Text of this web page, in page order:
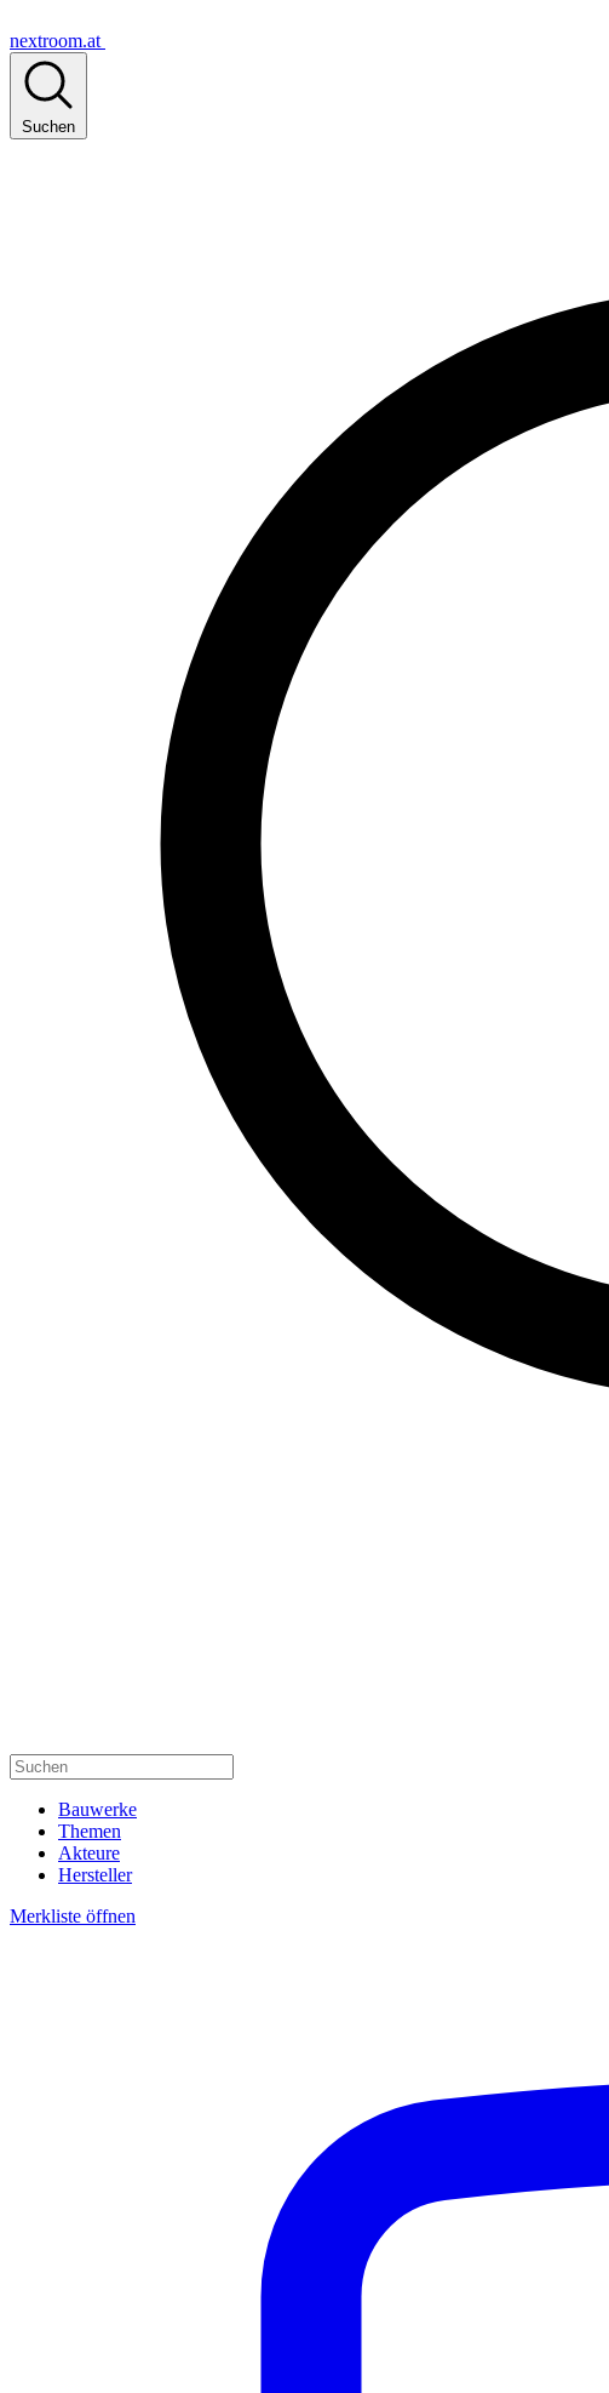
nextroom.at
Suchen
Bauwerke
Themen
Akteure
Hersteller
Merkliste öffnen